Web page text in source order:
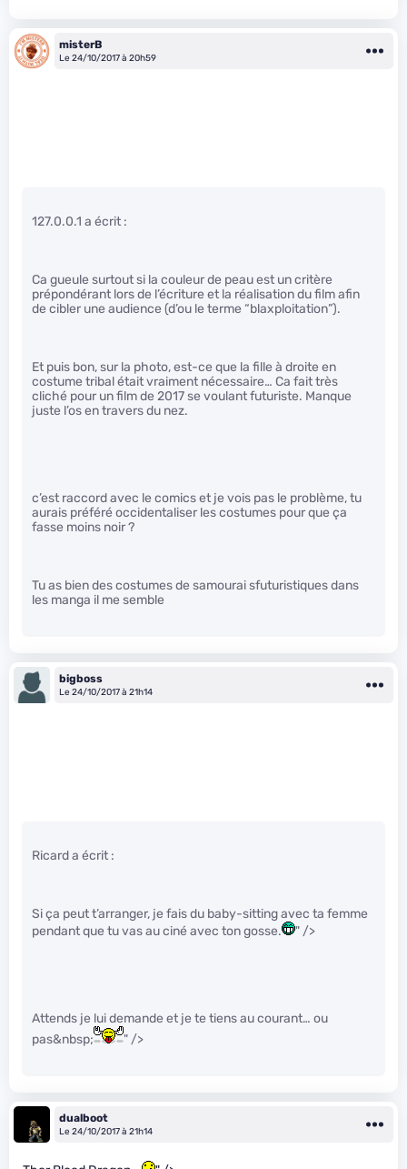
misterB
Le 24/10/2017 à 20h59
127.0.0.1 a écrit :
Ca gueule surtout si la couleur de peau est un critère
prépondérant lors de l’écriture et la réalisation du film afin
de cibler une audience (d’ou le terme “blaxploitation”).
Et puis bon, sur la photo, est-ce que la fille à droite en
costume tribal était vraiment nécessaire… Ca fait très
cliché pour un film de 2017 se voulant futuriste. Manque
juste l’os en travers du nez.
c’est raccord avec le comics et je vois pas le problème, tu
aurais préféré occidentaliser les costumes pour que ça
fasse moins noir ?
Tu as bien des costumes de samourai sfuturistiques dans
les manga il me semble
bigboss
Le 24/10/2017 à 21h14
Ricard a écrit :
Si ça peut t’arranger, je fais du baby-sitting avec ta femme
pendant que tu vas au ciné avec ton gosse.
" />
Attends je lui demande et je te tiens au courant… ou
pas&nbsp;
" />
dualboot
Le 24/10/2017 à 21h14